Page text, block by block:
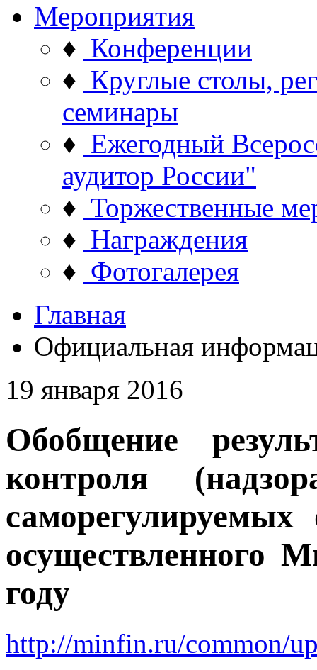
Мероприятия
♦ Конференции
♦ Круглые столы,
семинары
♦ Ежегодный
аудитор России"
♦ Торжественные
♦ Награждения
♦ Фотогалерея
Главная
Официальная
19 января 2016
Обобщение
контроля
саморегулируемых
осуществленного
году
http://minfin.ru/common/